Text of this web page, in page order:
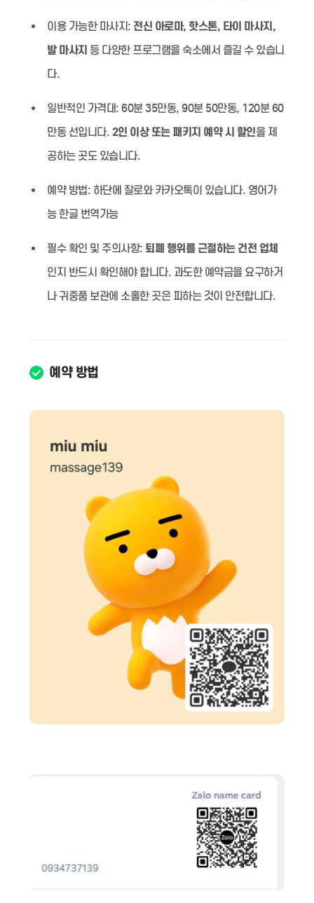
이용 가능한 마사지: 전신 아로마, 핫스톤, 타이 마사지,
발 마사지 등 다양한 프로그램을 숙소에서 즐길 수 있습니
다.
일반적인 가격대: 60분 35만동, 90분 50만동, 120분 60
만동 선입니다. 2인 이상 또는 패키지 예약 시 할인을 제
공하는 곳도 있습니다.
예약 방법: 하단에 잘로와 카카오톡이 있습니다. 영어가
능 한글 번역가능
필수 확인 및 주의사항: 퇴폐 행위를 근절하는 건전 업체
인지 반드시 확인해야 합니다. 과도한 예약금을 요구하거
나 귀중품 보관에 소홀한 곳은 피하는 것이 안전합니다.
예약 방법